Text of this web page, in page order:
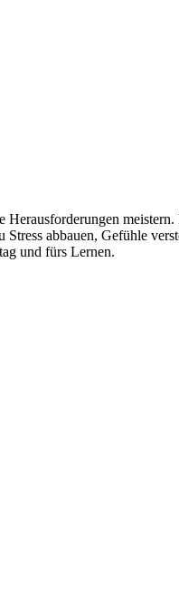
abbauen, Gefühle
und fürs Lernen.